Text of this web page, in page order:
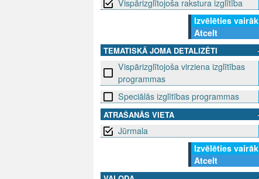
Vispārizglītojoša rakstura izglītība
Izvēlēties vairāk
Atcelt
TEMATISKĀ JOMA DETALIZĒTI
Vispārizglītojoša virziena izglītības
programmas
Speciālās izglītības programmas
ATRAŠANĀS VIETA
Jūrmala
Izvēlēties vairāk
Atcelt